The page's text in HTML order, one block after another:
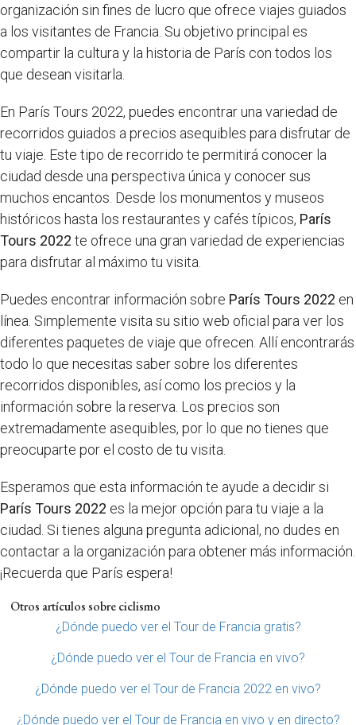
organización sin fines de lucro que ofrece viajes guiados
a los visitantes de Francia. Su objetivo principal es
compartir la cultura y la historia de París con todos los
que desean visitarla.
En París Tours 2022, puedes encontrar una variedad de
recorridos guiados a precios asequibles para disfrutar de
tu viaje. Este tipo de recorrido te permitirá conocer la
ciudad desde una perspectiva única y conocer sus
muchos encantos. Desde los monumentos y museos
históricos hasta los restaurantes y cafés típicos, París
Tours 2022 te ofrece una gran variedad de experiencias
para disfrutar al máximo tu visita.
Puedes encontrar información sobre París Tours 2022 en
línea. Simplemente visita su sitio web oficial para ver los
diferentes paquetes de viaje que ofrecen. Allí encontrarás
todo lo que necesitas saber sobre los diferentes
recorridos disponibles, así como los precios y la
información sobre la reserva. Los precios son
extremadamente asequibles, por lo que no tienes que
preocuparte por el costo de tu visita.
Esperamos que esta información te ayude a decidir si
París Tours 2022 es la mejor opción para tu viaje a la
ciudad. Si tienes alguna pregunta adicional, no dudes en
contactar a la organización para obtener más información.
¡Recuerda que París espera!
Otros artículos sobre ciclismo
¿Dónde puedo ver el Tour de Francia gratis?
¿Dónde puedo ver el Tour de Francia en vivo?
¿Dónde puedo ver el Tour de Francia 2022 en vivo?
¿Dónde puedo ver el Tour de Francia en vivo y en directo?